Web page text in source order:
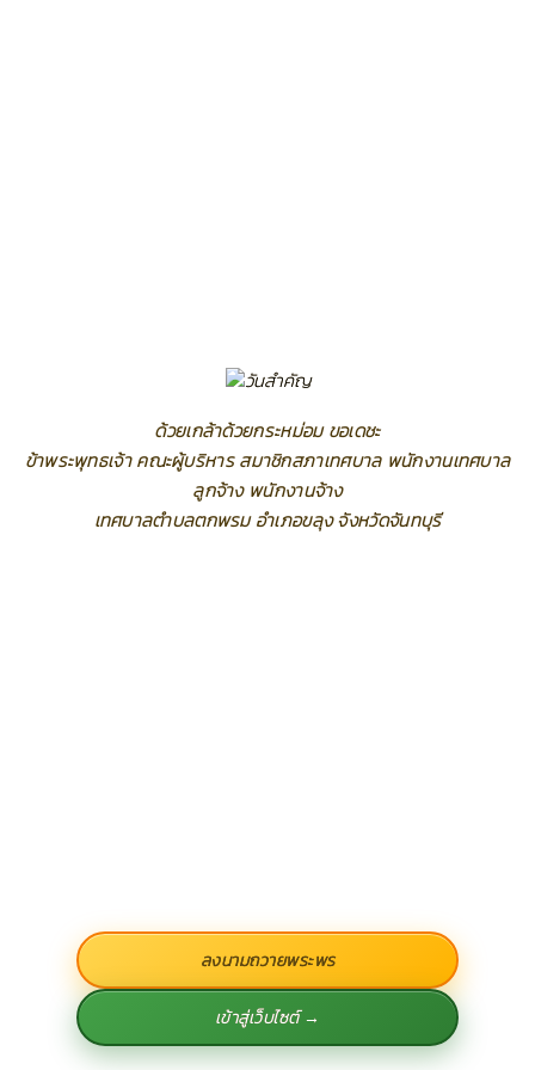
ด้วยเกล้าด้วยกระหม่อม ขอเดชะ
ข้าพระพุทธเจ้า คณะผู้บริหาร สมาชิกสภาเทศบาล พนักงานเทศบาล
ลูกจ้าง พนักงานจ้าง
เทศบาลตำบลตกพรม อำเภอขลุง จังหวัดจันทบุรี
ลงนามถวายพระพร
เข้าสู่เว็บไซต์ →